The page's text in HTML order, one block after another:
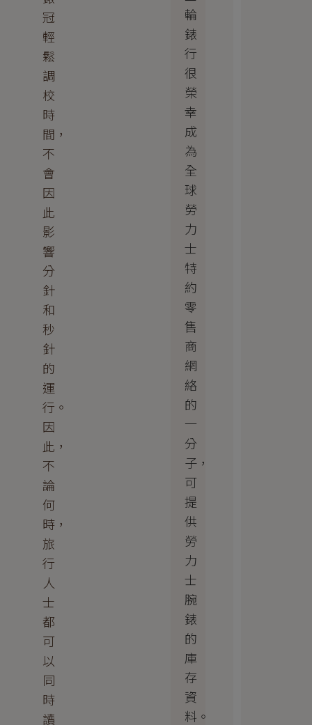
冠
輕
鬆
調
校
時
間，
不
會
因
此
影
響
分
針
和
秒
針
的
運
行。
因
此，
不
論
何
時，
旅
行
人
士
都
可
以
同
時
讀
輪
錶
行
很
榮
幸
成
為
全
球
勞
力
士
特
約
零
售
商
網
絡
的
一
分
子，
可
提
供
勞
力
士
腕
錶
的
庫
存
資
料。